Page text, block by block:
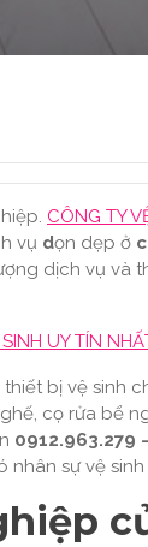
CÔNG TY
vụ dọn dẹp ở
dịch vụ và
UY TÍN
bị vệ sinh
cọ rửa bể
0912.963.279
nhân sự vệ